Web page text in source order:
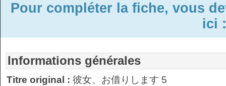
Pour compléter la fiche, vous
ici
Informations générales
Titre original : 彼女、お借りします 5